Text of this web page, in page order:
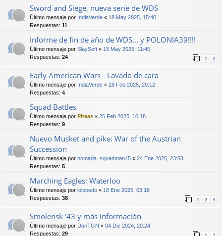
Sword and Siege, nueva serie de WDS
Último mensaje por IndiaVerde « 18 May 2025, 15:40
Respuestas: 11
Informe de fin de año de WDS... y POLONIA39!!!!
Último mensaje por SlaySoft « 15 May 2025, 11:45
Respuestas: 24 1 2
Early American Wars - Lavado de cara
Último mensaje por IndiaVerde « 28 Feb 2025, 20:12
Respuestas: 4
Squad Battles
Último mensaje por Piteas « 26 Feb 2025, 10:18
Respuestas: 9
Nuevo Musket and pike: War of the Austrian
Succession
Último mensaje por nomada_squadman45 « 24 Ene 2025, 23:53
Respuestas: 5
Marching Eagles: Waterloo
Último mensaje por lolopedo « 18 Ene 2025, 03:18
Respuestas: 38 1 2 3
Smolensk '43 y más información
Último mensaje por DanTGN « 04 Dic 2024, 20:24
Respuestas: 29